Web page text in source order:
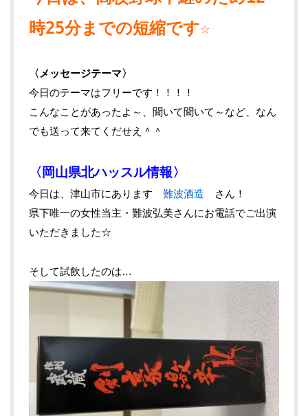
時25分までの短縮です☆
〈メッセージテーマ〉
今日のテーマはフリーです！！！！
こんなことがあったよ～、聞いて聞いて～など、なん
でも送って来てくだせえ＾＾
〈岡山県北ハッスル情報〉
今日は、津山市にあります 難波酒造 さん！
県下唯一の女性当主・難波弘美さんにお電話でご出演
いただきました☆
そして試飲したのは…